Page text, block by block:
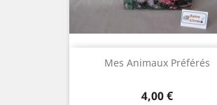
Mes Animaux Préférés
Prix
4,00 €